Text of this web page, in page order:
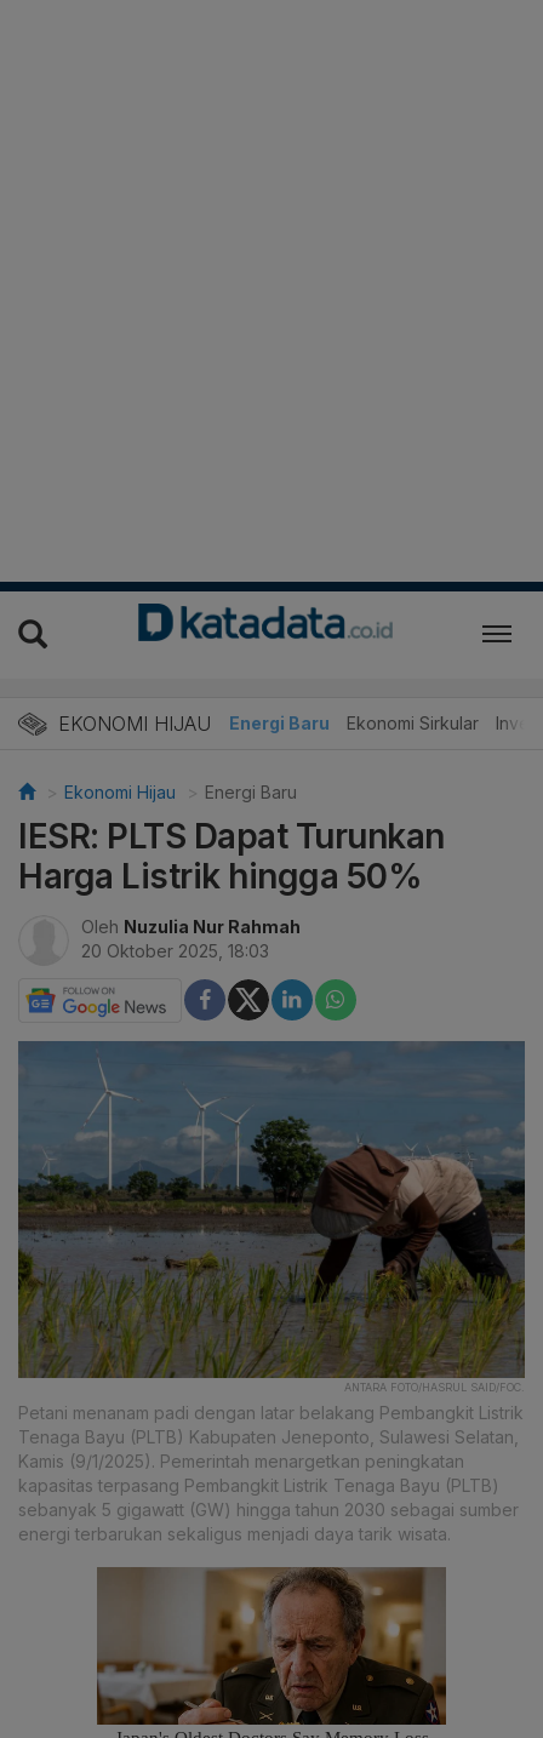
EKONOMI HIJAU Energi Baru Ekonomi Sirkular
Ekonomi Hijau Energi Baru
IESR: PLTS Dapat Turunkan
Harga Listrik hingga 50%
Oleh Nuzulia Nur Rahmah
20 Oktober 2025, 18:03
ANTARA FOTO/HASRUL SAID/FOC.
Petani menanam padi dengan latar belakang Pembangkit Listrik
Tenaga Bayu (PLTB) Kabupaten Jeneponto, Sulawesi Selatan,
Kamis (9/1/2025). Pemerintah menargetkan peningkatan
kapasitas terpasang Pembangkit Listrik Tenaga Bayu (PLTB)
sebanyak 5 gigawatt (GW) hingga tahun 2030 sebagai sumber
energi terbarukan sekaligus menjadi daya tarik wisata.